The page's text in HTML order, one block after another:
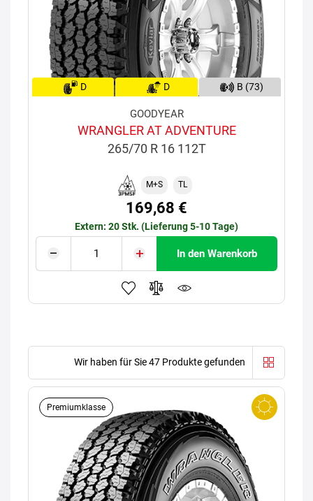
D D B (73)
GOODYEAR
WRANGLER AT ADVENTURE
265/70 R 16 112T
M+S TL
169,68 €
Extern: 20 Stk. (Lieferung 5-10 Tage)
In den Warenkorb
Wir haben für Sie 47 Produkte gefunden
Premiumklasse